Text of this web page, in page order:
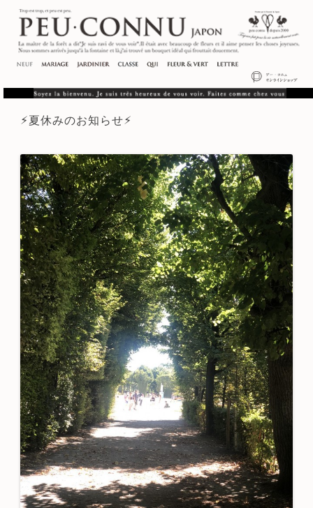
⚡︎夏休みのお知らせ⚡︎